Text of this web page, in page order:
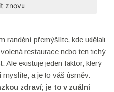
znovu
randění přemýšlíte, kde udělali
restaurace nebo ten tichý
Ale existuje jeden faktor, který
myslíte, a je to váš úsměv.
zdraví; je to vizuální